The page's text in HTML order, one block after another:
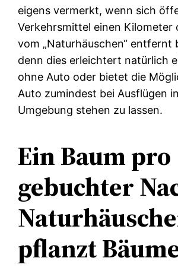
eigens vermerkt, wenn sich
Verkehrsmittel einen Kilometer
vom „Naturhäuschen“ entfernt
denn dies erleichtert natürlich
ohne Auto oder bietet die
Auto zumindest bei Ausflügen
Umgebung stehen zu lassen.
Ein Baum pro
gebuchter
pflanzt